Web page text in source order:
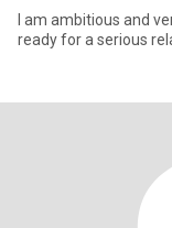
I am ambitious and
ready for a serious